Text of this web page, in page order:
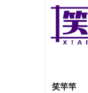
笑竿竿